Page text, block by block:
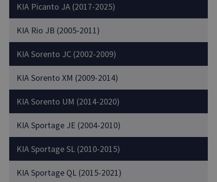
KIA Picanto JA (2017-2025)
KIA Rio JB (2005-2011)
KIA Sorento JC (2002-2009)
KIA Sorento XM (2009-2014)
KIA Sorento UM (2014-2020)
KIA Sportage JE (2004-2010)
KIA Sportage SL (2010-2015)
KIA Sportage QL (2015-2021)